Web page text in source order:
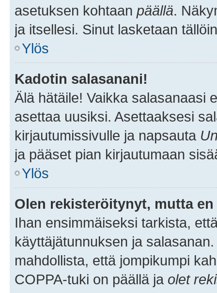
asetuksen kohtaan päällä.
ja itsellesi. Sinut lasketaan
Ylös
Kadotin salasanani!
Älä hätäile! Vaikka salasanaasi
asettaa uusiksi. Asettaaksesi
kirjautumissivulle ja napsauta
ja pääset pian kirjautumaan
Ylös
Olen rekisteröitynyt, mutta
Ihan ensimmäiseksi tarkista,
käyttäjätunnuksen ja
mahdollista, että jompikumpi
COPPA-tuki on päällä ja olet